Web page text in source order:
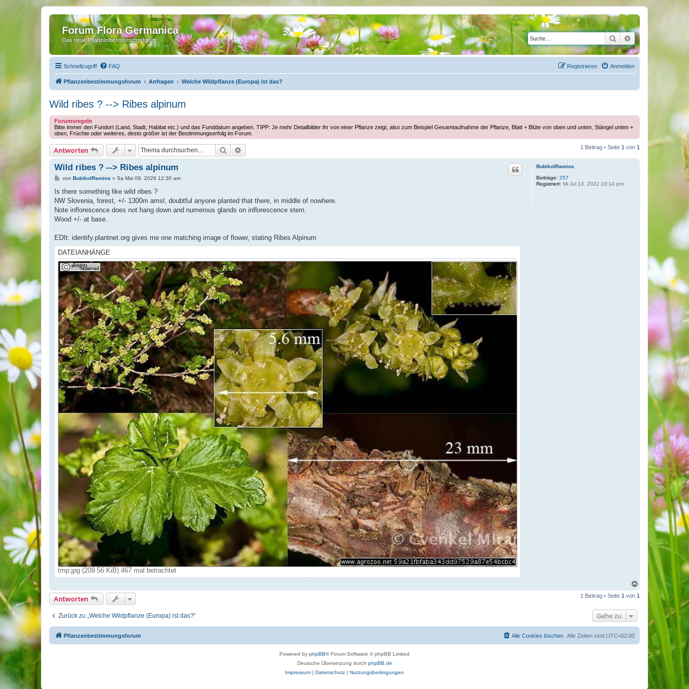
Forum Flora Germanica
Das neue Pflanzenbestimmungsforum SucheErweiterte Suche
Schnellzugriff FAQ Anmelden
Registrieren
Pflanzenbestimmungsforum Anfragen Welche Wildpflanze (Europa) ist das?
Wild ribes ? --> Ribes alpinum
Forumsregeln
Bitte immer den Fundort (Land, Stadt, Habitat etc.) und das Funddatum angeben. TIPP: Je mehr Detailbilder ihr von einer Pflanze zeigt, also zum Beispiel Gesamtaufnahme der Pflanze, Blatt + Blüte von oben und unten, Stängel unten +
oben, Früchte oder weiteres, desto größer ist der Bestimmungserfolg im Forum.
Antworten Suche 1 Beitrag • Seite 1 von 1
BubikolRamios
Beiträge: 257
Registriert: Mi Jul 13, 2022 10:14 pm
Wild ribes ? --> Ribes alpinum
B
r
a
von BubikolRamios » Sa Mai 09, 2026 12:30 am
Is there something like wild ribes ?
NW Slovenia, forest, +/- 1300m amsl, doubtful anyone planted that there, in middle of nowhere.
Note inflorescence does not hang down and numerous glands on inflorescence stem.
Wood +/- at base.
EDIt: identify.plantnet.org gives me one matching image of flower, stating Ribes Alpinum
DATEIANHÄNGE
tmp.jpg (209.56 KiB) 467 mal betrachtet
c
Antworten 1 Beitrag • Seite 1 von 1
Zurück zu „Welche Wildpflanze (Europa) ist das?“ Gehe zu
Pflanzenbestimmungsforum Alle Zeiten sind UTC+02:00
Alle Cookies löschen
Powered by phpBB® Forum Software © phpBB Limited
Deutsche Übersetzung durch phpBB.de
Impressum | Datenschutz | Nutzungsbedingungen